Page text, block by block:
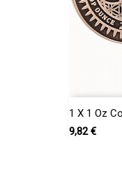
1 X 1 Oz
Preis
9,82 €